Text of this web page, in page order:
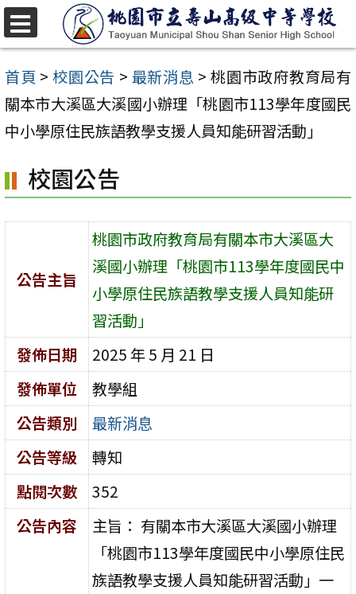
跳
至
主
要
內
區
首頁 > 校園公告 > 最新消息 > 桃園市政府教育局有
關本市大溪區大溪國小辦理「桃園市113學年度國民
中小學原住民族語教學支援人員知能研習活動」
校園公告
公告主旨
桃園市政府教育局有關本市大溪區大
溪國小辦理「桃園市113學年度國民中
小學原住民族語教學支援人員知能研
習活動」
發佈日期
2025 年 5 月 21 日
發佈單位
教學組
公告類別
最新消息
公告等級
轉知
點閱次數
352
公告內容
主旨： 有關本市大溪區大溪國小辦理
「桃園市113學年度國民中小學原住民
族語教學支援人員知能研習活動」一
選
單